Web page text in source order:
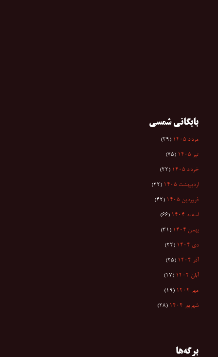
بایگانی شمسی
مرداد ۱۴۰۵ (۲۹)
تیر ۱۴۰۵ (۷۵)
خرداد ۱۴۰۵ (۲۲)
اردیبهشت ۱۴۰۵ (۲۲)
فروردین ۱۴۰۵ (۴۲)
اسفند ۱۴۰۴ (۶۶)
بهمن ۱۴۰۴ (۳۱)
دی ۱۴۰۴ (۲۲)
آذر ۱۴۰۴ (۲۵)
آبان ۱۴۰۴ (۱۷)
مهر ۱۴۰۴ (۱۹)
شهریور ۱۴۰۴ (۲۸)
برگه‌ها